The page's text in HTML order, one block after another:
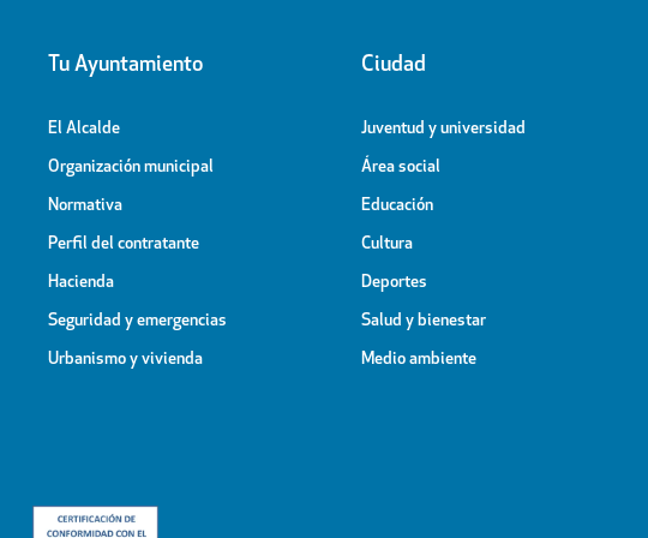
Tu Ayuntamiento
El Alcalde
Organización municipal
Normativa
Perfil del contratante
Hacienda
Seguridad y emergencias
Urbanismo y vivienda
Ciudad
Juventud y universidad
Área social
Educación
Cultura
Deportes
Salud y bienestar
Medio ambiente